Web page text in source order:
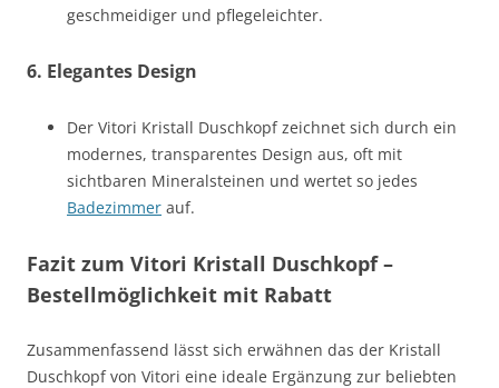
geschmeidiger und pflegeleichter.
6. Elegantes Design
Der Vitori Kristall Duschkopf zeichnet sich durch ein
modernes, transparentes Design aus, oft mit
sichtbaren Mineralsteinen und wertet so jedes
Badezimmer auf.
Fazit zum Vitori Kristall Duschkopf –
Bestellmöglichkeit mit Rabatt
Zusammenfassend lässt sich erwähnen das der Kristall
Duschkopf von Vitori eine ideale Ergänzung zur beliebten